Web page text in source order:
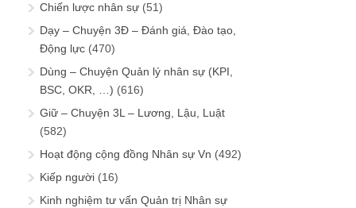
Chiến lược nhân sự (51)
Dạy – Chuyện 3Đ – Đánh giá, Đào tạo,
Động lực (470)
Dùng – Chuyện Quản lý nhân sự (KPI,
BSC, OKR, …) (616)
Giữ – Chuyện 3L – Lương, Lậu, Luật
(582)
Hoạt động cộng đồng Nhân sự Vn (492)
Kiếp người (16)
Kinh nghiệm tư vấn Quản trị Nhân sự